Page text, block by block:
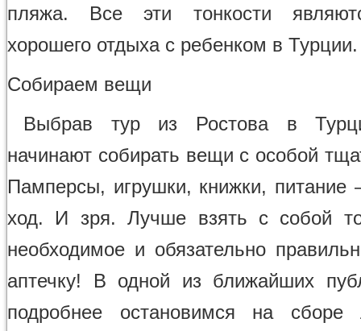
пляжа. Все эти тонкости
хорошего отдыха с ребенком в Турции.
Собираем вещи
Выбрав тур из Ростова в
начинают собирать вещи с особой
Памперсы, игрушки, книжки, питание
ход. И зря. Лучше взять с собой
необходимое и обязательно
аптечку! В одной из ближайших
подробнее остановимся на сборе